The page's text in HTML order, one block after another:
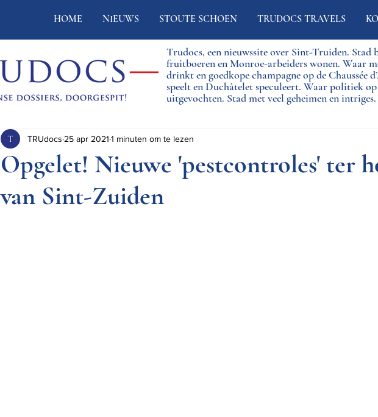
HOME NIEUWS STOUTE SCHOEN TRUDOCS TRAVELS
Trudocs, een nieuwssite over Sint-Truiden. Stad
fruitboeren en Monroe-arbeiders wonen. Waar
drinkt en goedkope champagne op de Chaussée
speelt en Duchâtelet speculeert. Waar politiek
uitgevochten. Stad met veel geheimen en intriges.
Opgelet! Nieuwe 'pestcontroles' ter
van Sint-Zuiden
TRUdocs 25 apr 2021 1 minuten om te lezen